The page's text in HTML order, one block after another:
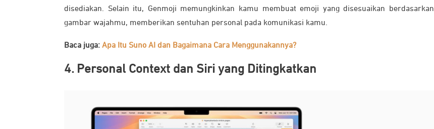
disediakan. Selain itu, Genmoji memungkinkan kamu membuat emoji yang disesuaikan berdasarkan
gambar wajahmu, memberikan sentuhan personal pada komunikasi kamu.
Baca juga: Apa Itu Suno AI dan Bagaimana Cara Menggunakannya?
4. Personal Context dan Siri yang Ditingkatkan